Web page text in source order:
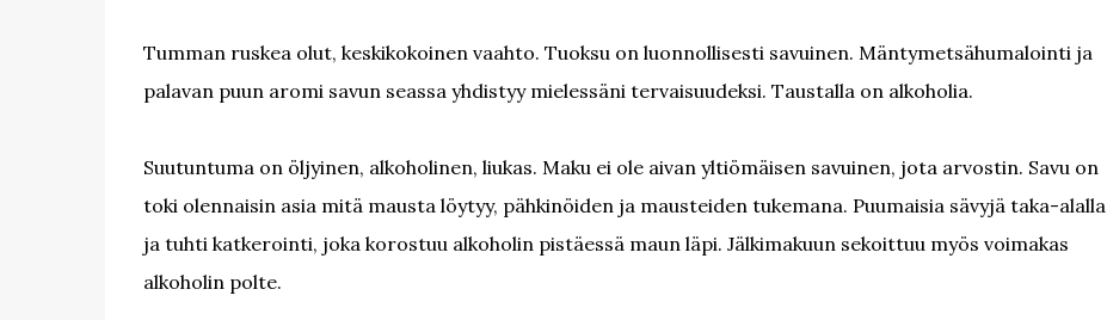
Tumman ruskea olut, keskikokoinen vaahto. Tuoksu on luonnollisesti savuinen. Mäntymetsähumalointi ja
palavan puun aromi savun seassa yhdistyy mielessäni tervaisuudeksi. Taustalla on alkoholia.
Suutuntuma on öljyinen, alkoholinen, liukas. Maku ei ole aivan yltiömäisen savuinen, jota arvostin. Savu on
toki olennaisin asia mitä mausta löytyy, pähkinöiden ja mausteiden tukemana. Puumaisia sävyjä taka-alalla
ja tuhti katkerointi, joka korostuu alkoholin pistäessä maun läpi. Jälkimakuun sekoittuu myös voimakas
alkoholin polte.